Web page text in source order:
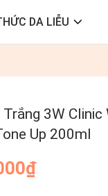
DA LIỄU
Trắng 3W
Up 200ml